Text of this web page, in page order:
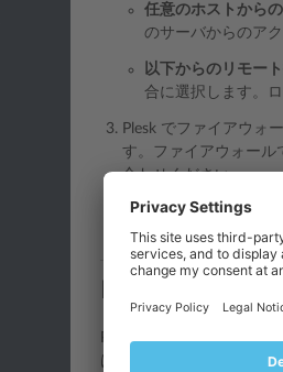
任意のホストから
のサーバからのア
以下からのリモー
合に選択します。
Plesk でファイアウォ
す。ファイアウォール
合わせください。
Plesk ファイアウォ
ん。
PostgreSQL
PostgreSQL データベー
は、ホスティング事業者